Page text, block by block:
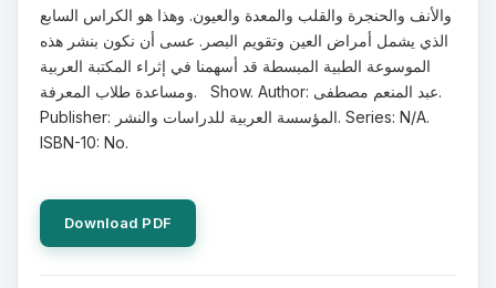
والأنف والحنجرة والقلب والمعدة والعيون. وهذا هو الكراس السابع
الذي يشمل أمراض العين وتقويم البصر. عسى أن نكون بنشر هذه
الموسوعة الطبية المبسطة قد أسهمنا في إثراء المكتبة العربية
ومساعدة طلاب المعرفة. Show. Author: عبد المنعم مصطفى.
Publisher: المؤسسة العربية للدراسات والنشر. Series: N/A.
ISBN-10: No.
Download PDF